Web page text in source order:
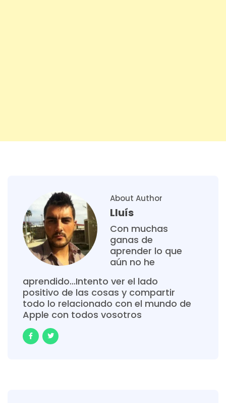
About Author
Lluís
Con muchas
ganas de
aprender lo que
aún no he
aprendido...Intento ver el lado
positivo de las cosas y compartir
todo lo relacionado con el mundo de
Apple con todos vosotros